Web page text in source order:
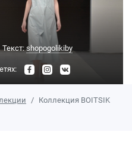
Текст: shopogolikiby
Коллекция BOITSIK